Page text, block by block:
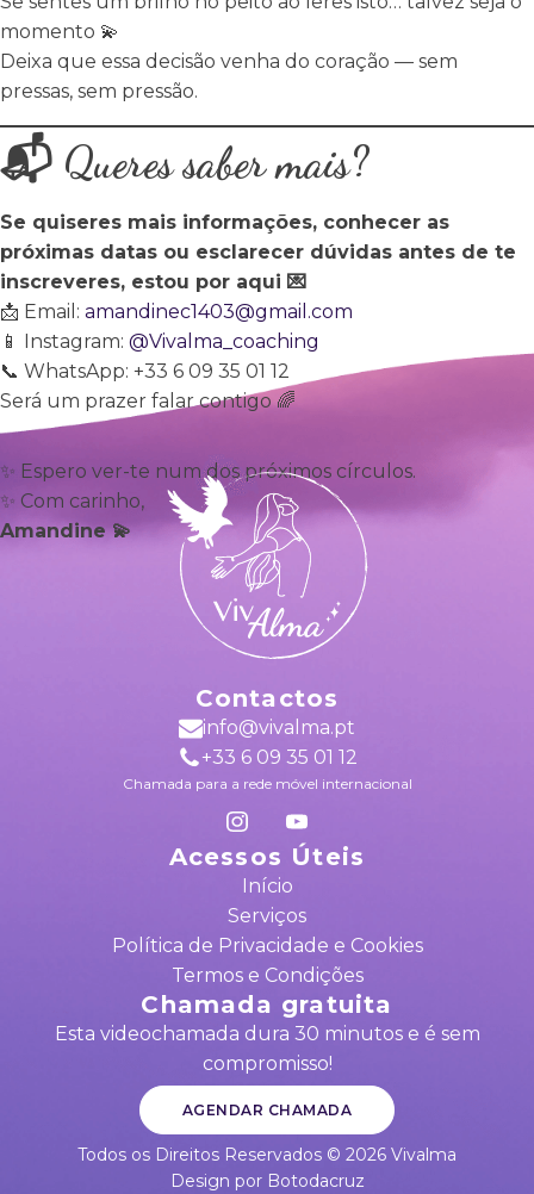
momento 💫
Deixa que essa decisão venha do coração — sem
pressas, sem pressão.
📬 Queres saber mais?
Se quiseres mais informações, conhecer as
próximas datas ou esclarecer dúvidas antes de te
inscreveres, estou por aqui 💌
📩 Email: amandinec1403@gmail.com
📱 Instagram: @Vivalma_coaching
📞 WhatsApp: +33 6 09 35 01 12
Será um prazer falar contigo 🌈
✨ Espero ver-te num dos próximos círculos.
✨ Com carinho,
Amandine 💫
Contactos
info@vivalma.pt
+33 6 09 35 01 12
Chamada para a rede móvel internacional
Acessos Úteis
Início
Serviços
Política de Privacidade e Cookies
Termos e Condições
Chamada gratuita
Esta videochamada dura 30 minutos e é sem
compromisso!
AGENDAR CHAMADA
Todos os Direitos Reservados © 2026 Vivalma
Design por Botodacruz